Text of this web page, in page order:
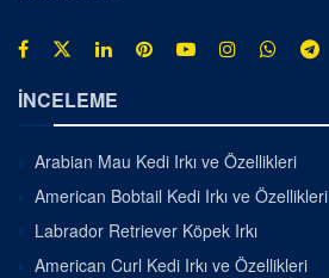
İNCELEME
Arabian Mau Kedi Irkı ve Özellikleri
American Bobtail Kedi Irkı ve Özellikleri
Labrador Retriever Köpek Irkı
American Curl Kedi Irkı ve Özellikleri